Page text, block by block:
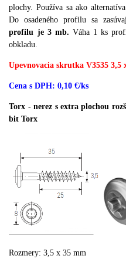
plochy.
Používa sa ako
Do osadeného profilu sa
profilu je 3 mb. Váha 1 ks
obkladu.
Upevnovacia skrutka V3535 3,5
Cena s DPH: 0,10 €/ks
Torx - nerez s extra plochou
bit Torx
Rozmery: 3,5 x 35 mm